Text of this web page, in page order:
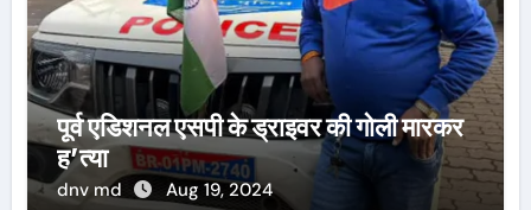
पूर्व एडिशनल एसपी के ड्राइवर की गोली मारकर
ह’त्या
dnv md Aug 19, 2024